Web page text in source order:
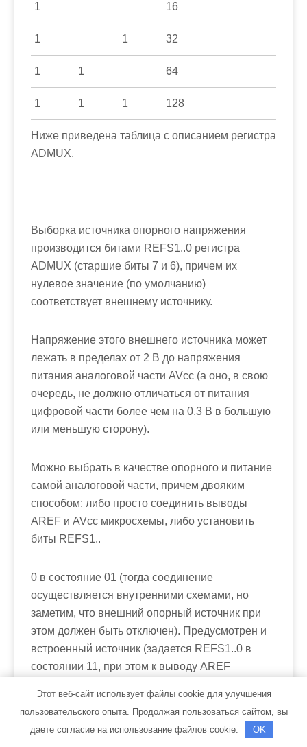
1 16
1 1 32
1 1 64
1 1 1 128
Ниже приведена таблица с описанием регистра
ADMUX.
Выборка источника опорного напряжения
производится битами REFS1..0 регистра
ADMUX (старшие биты 7 и 6), причем их
нулевое значение (по умолчанию)
соответствует внешнему источнику.
Напряжение этого внешнего источника может
лежать в пределах от 2 В до напряжения
питания аналоговой части AVcc (а оно, в свою
очередь, не должно отличаться от питания
цифровой части более чем на 0,3 В в большую
или меньшую сторону).
Можно выбрать в качестве опорного и питание
самой аналоговой части, причем двояким
способом: либо просто соединить выводы
AREF и AVcc микросхемы, либо установить
биты REFS1..
0 в состояние 01 (тогда соединение
осуществляется внутренними схемами, но
заметим, что внешний опорный источник при
этом должен быть отключен). Предусмотрен и
встроенный источник (задается REFS1..0 в
состоянии 11, при этом к выводу AREF
конденсатор), имеющий номинальное
напряжение 2,56В с большим разбросом от 2,4
до 2,7 В.
Этот веб-сайт использует файлы cookie для улучшения
пользовательского опыта. Продолжая пользоваться сайтом, вы
даете согласие на использование файлов cookie.
OK